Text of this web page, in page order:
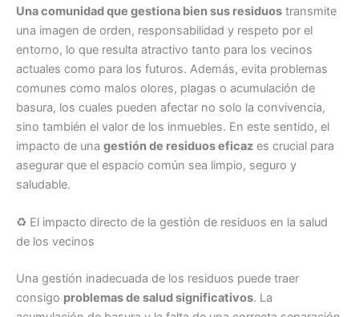
Una comunidad que gestiona bien sus residuos transmite
una imagen de orden, responsabilidad y respeto por el
entorno, lo que resulta atractivo tanto para los vecinos
actuales como para los futuros. Además, evita problemas
comunes como malos olores, plagas o acumulación de
basura, los cuales pueden afectar no solo la convivencia,
sino también el valor de los inmuebles. En este sentido, el
impacto de una gestión de residuos eficaz es crucial para
asegurar que el espacio común sea limpio, seguro y
saludable.
♻️ El impacto directo de la gestión de residuos en la salud
de los vecinos
Una gestión inadecuada de los residuos puede traer
consigo problemas de salud significativos. La